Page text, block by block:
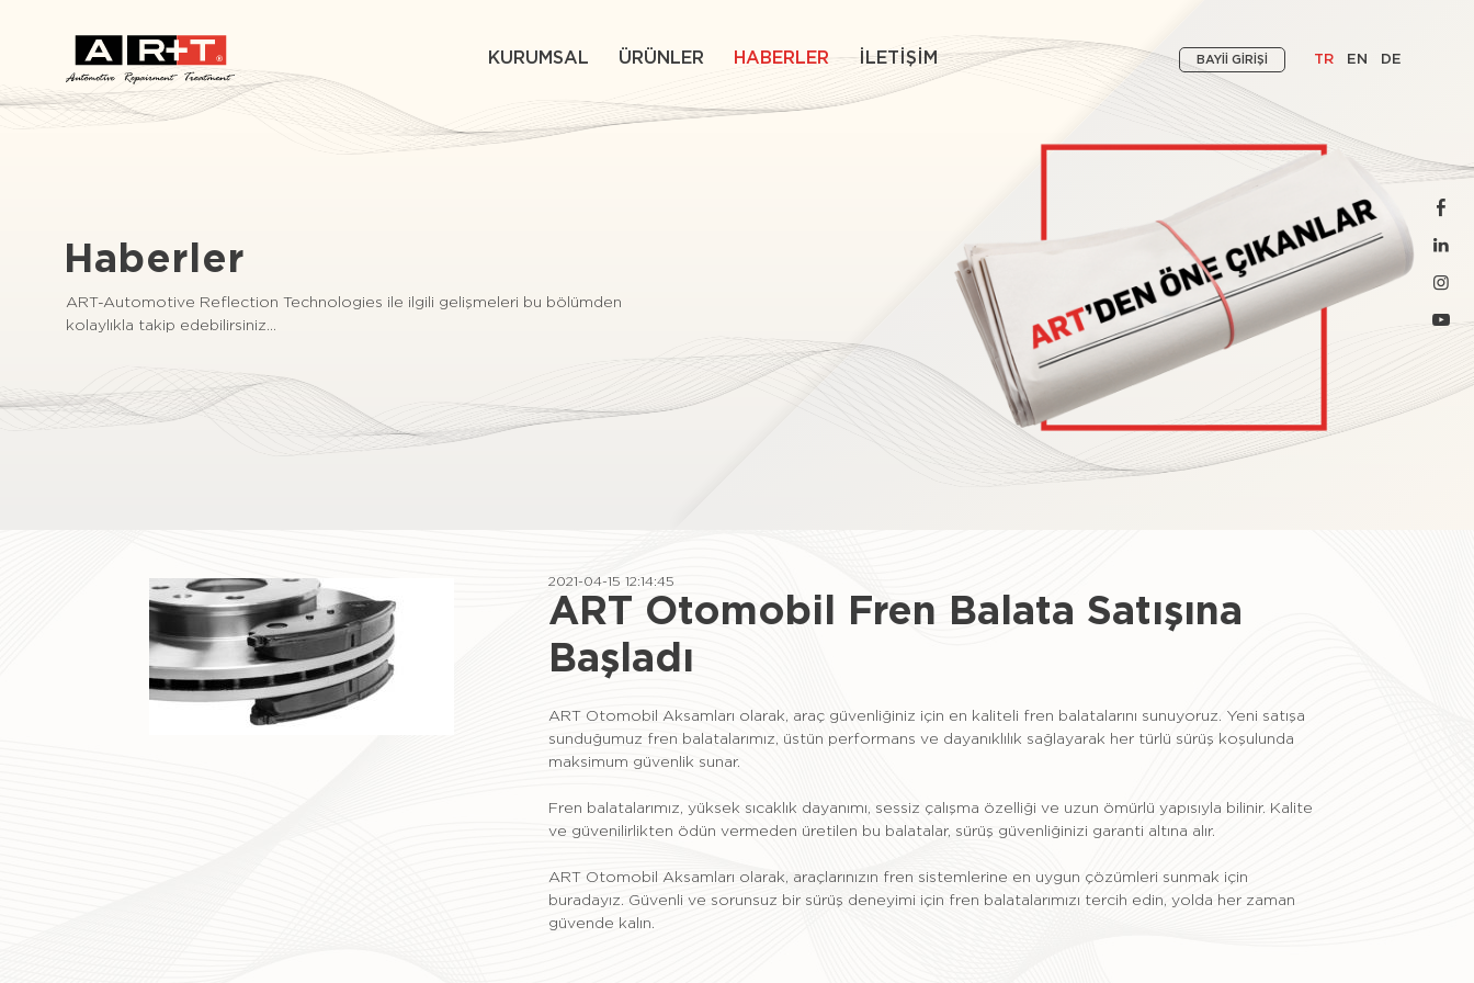
KURUMSAL ÜRÜNLER HABERLER İLETİŞİM BAYİİ GİRİŞİ TR EN DE
Haberler
ART-Automotive Reflection Technologies ile ilgili gelişmeleri bu bölümden
kolaylıkla takip edebilirsiniz...
2021-04-15 12:14:45
ART Otomobil Fren Balata Satışına
Başladı
ART Otomobil Aksamları olarak, araç güvenliğiniz için en kaliteli fren balatalarını sunuyoruz. Yeni satışa
sunduğumuz fren balatalarımız, üstün performans ve dayanıklılık sağlayarak her türlü sürüş koşulunda
maksimum güvenlik sunar.
Fren balatalarımız, yüksek sıcaklık dayanımı, sessiz çalışma özelliği ve uzun ömürlü yapısıyla bilinir. Kalite
ve güvenilirlikten ödün vermeden üretilen bu balatalar, sürüş güvenliğinizi garanti altına alır.
ART Otomobil Aksamları olarak, araçlarınızın fren sistemlerine en uygun çözümleri sunmak için
buradayız. Güvenli ve sorunsuz bir sürüş deneyimi için fren balatalarımızı tercih edin, yolda her zaman
güvende kalın.